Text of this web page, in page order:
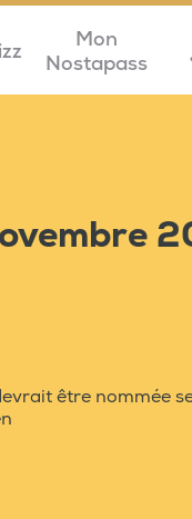
Mon
Nostapass
être nommée